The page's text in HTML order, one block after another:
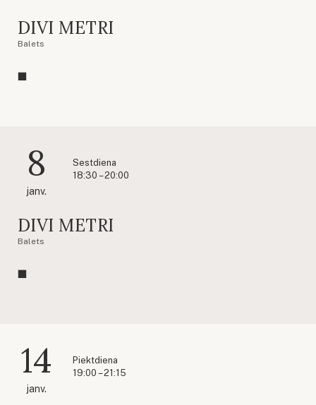
DIVI METRI
Balets
8
janv.
Sestdiena
18:30 – 20:00
DIVI METRI
Balets
14
janv.
Piektdiena
19:00 – 21:15